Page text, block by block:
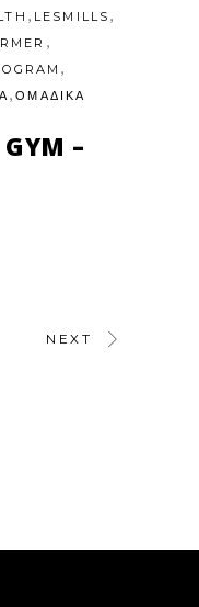
, LESMILLS ,
,
,
,ΟΜΑΔΙΚΑ
–
NEXT